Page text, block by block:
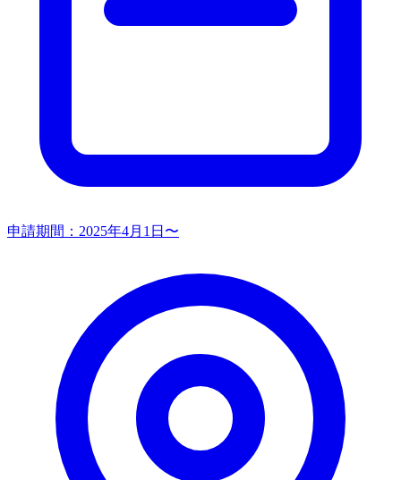
申請期間： 2025年4月1日〜